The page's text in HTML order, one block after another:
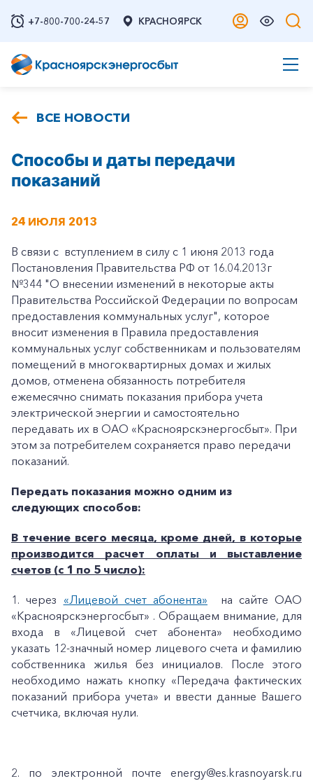
+7-800-700-24-57 КРАСНОЯРСК
ВСЕ НОВОСТИ
Способы и даты передачи
показаний
24 ИЮЛЯ 2013
В связи с вступлением в силу с 1 июня 2013 года
Постановления Правительства РФ от 16.04.2013г
№344 "О внесении изменений в некоторые акты
Правительства Российской Федерации по вопросам
предоставления коммунальных услуг", которое
вносит изменения в Правила предоставления
коммунальных услуг собственникам и пользователям
помещений в многоквартирных домах и жилых
домов, отменена обязанность потребителя
ежемесячно снимать показания прибора учета
электрической энергии и самостоятельно
передавать их в ОАО «Красноярскэнергосбыт». При
этом за потребителем сохраняется право передачи
показаний.
Передать показания можно одним из
следующих способов:
В течение всего месяца, кроме дней, в которые
производится расчет оплаты и выставление
счетов (с 1 по 5 число):
1. через «Лицевой счет абонента» на сайте ОАО
«Красноярскэнергосбыт» . Обращаем внимание, для
входа в «Лицевой счет абонента» необходимо
указать 12-значный номер лицевого счета и фамилию
собственника жилья без инициалов. После этого
необходимо нажать кнопку «Передача фактических
показаний прибора учета» и ввести данные Вашего
счетчика, включая нули.
2. по электронной почте energy@es.krasnoyarsk.ru